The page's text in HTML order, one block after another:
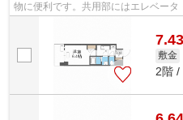
物に便利です。共用部にはエレベー
敷金
2階 /